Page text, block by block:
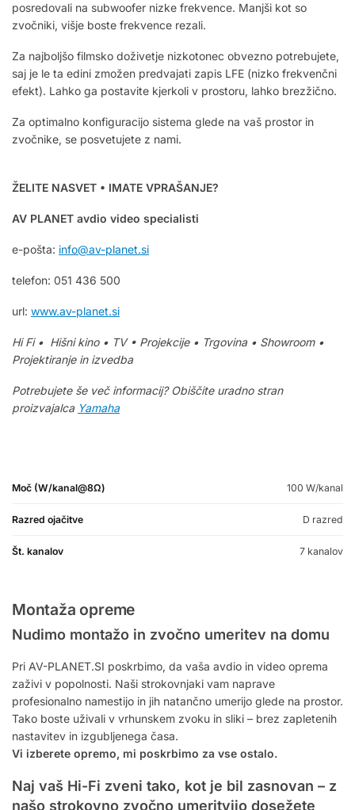
posredovali na subwoofer nizke frekvence. Manjši kot so
zvočniki, višje boste frekvence rezali.
Za najboljšo filmsko doživetje nizkotonec obvezno potrebujete,
saj je le ta edini zmožen predvajati zapis LFE (nizko frekvenčni
efekt). Lahko ga postavite kjerkoli v prostoru, lahko brezžično.
Za optimalno konfiguracijo sistema glede na vaš prostor in
zvočnike, se posvetujete z nami.
ŽELITE NASVET • IMATE VPRAŠANJE?
AV PLANET avdio video specialisti
e-pošta: info@av-planet.si
telefon: 051 436 500
url: www.av-planet.si
Hi Fi • Hišni kino • TV • Projekcije • Trgovina • Showroom •
Projektiranje in izvedba
Potrebujete še več informacij? Obiščite uradno stran
proizvajalca Yamaha
Moč (W/kanal@8Ω) 100 W/kanal
Razred ojačitve D razred
Št. kanalov 7 kanalov
Montaža opreme
Nudimo montažo in zvočno umeritev na domu
Pri AV-PLANET.SI poskrbimo, da vaša avdio in video oprema
zaživi v popolnosti. Naši strokovnjaki vam naprave
profesionalno namestijo in jih natančno umerijo glede na prostor.
Tako boste uživali v vrhunskem zvoku in sliki – brez zapletenih
nastavitev in izgubljenega časa.
Vi izberete opremo, mi poskrbimo za vse ostalo.
Naj vaš Hi-Fi zveni tako, kot je bil zasnovan – z
našo strokovno zvočno umeritvijo dosežete